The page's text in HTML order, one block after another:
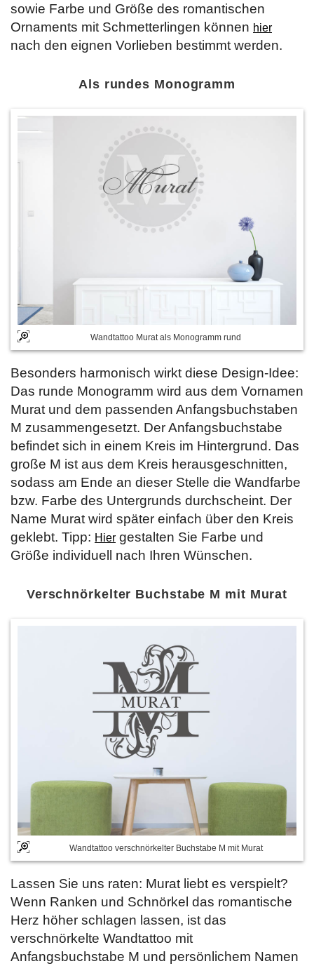
sowie Farbe und Größe des romantischen
Ornaments mit Schmetterlingen können hier
nach den eignen Vorlieben bestimmt werden.
Als rundes Monogramm
Wandtattoo Murat als Monogramm rund
Besonders harmonisch wirkt diese Design-Idee:
Das runde Monogramm wird aus dem Vornamen
Murat und dem passenden Anfangsbuchstaben
M zusammengesetzt. Der Anfangsbuchstabe
befindet sich in einem Kreis im Hintergrund. Das
große M ist aus dem Kreis herausgeschnitten,
sodass am Ende an dieser Stelle die Wandfarbe
bzw. Farbe des Untergrunds durchscheint. Der
Name Murat wird später einfach über den Kreis
geklebt. Tipp: Hier gestalten Sie Farbe und
Größe individuell nach Ihren Wünschen.
Verschnörkelter Buchstabe M mit Murat
Wandtattoo verschnörkelter Buchstabe M mit Murat
Lassen Sie uns raten: Murat liebt es verspielt?
Wenn Ranken und Schnörkel das romantische
Herz höher schlagen lassen, ist das
verschnörkelte Wandtattoo mit
Anfangsbuchstabe M und persönlichem Namen